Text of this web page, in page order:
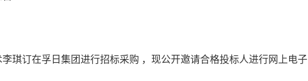
琪订在孚日集团进行招标采购 ，现公开邀请合格投标人进行网上电子